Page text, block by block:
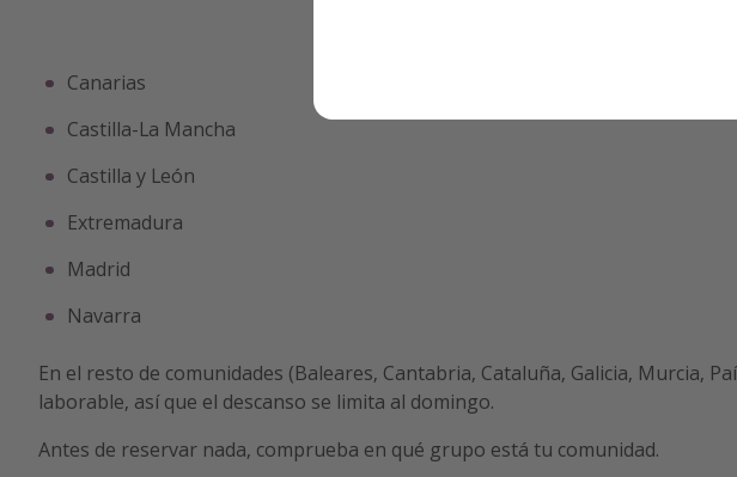
Canarias
Castilla-La Mancha
Castilla y León
Extremadura
Madrid
Navarra
En el resto de comunidades (Baleares, Cantabria, Cataluña, Galicia, Murcia,
laborable, así que el descanso se limita al domingo.
Antes de reservar nada, comprueba en qué grupo está tu comunidad.